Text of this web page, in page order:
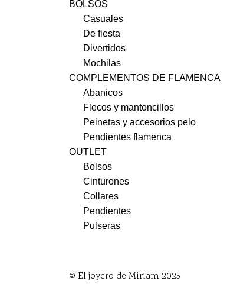
BOLSOS
Casuales
De fiesta
Divertidos
Mochilas
COMPLEMENTOS DE FLAMENCA
Abanicos
Flecos y mantoncillos
Peinetas y accesorios pelo
Pendientes flamenca
OUTLET
Bolsos
Cinturones
Collares
Pendientes
Pulseras
© El joyero de Miriam 2025